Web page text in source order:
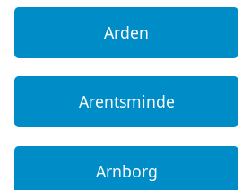
Arden
Arentsminde
Arnborg